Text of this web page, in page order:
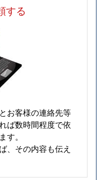
する
お客様の連絡先等
ば数時間程度で依
す。
、その内容も伝え